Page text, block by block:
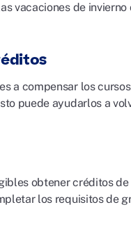
vacaciones de
a compensar los
puede ayudarlos a
obtener créditos
los requisitos de